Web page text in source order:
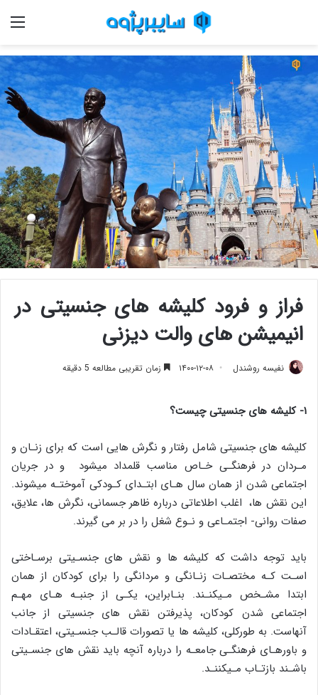
فراز و فرود کلیشه های جنسیتی در
انیمیشن های والت دیزنی
نفیسه روشندل ۱۴۰۰-۱۲-۰۸ زمان تقریبی مطالعه 5 دقیقه
۱- کلیشه های جنسیتی چیست؟
کلیشه های جنسیتی شامل رفتار و نگرش هایی است که برای زنـان و
مـردان در فرهنگـی خـاص مناسب قلمداد میشود و در جریان
اجتماعی شدن از همان سال هـای ابتـدای کـودکی آموختـه میشوند.
این نقش ها، اغلب اطلاعاتی درباره ظاهر جسمانی، نگرش ها، علایق،
صفات روانی- اجتمـاعی و نـوع شغل را در بر می گیرند.
باید توجه داشت که کلیشه ها و نقش های جنسـیتی برسـاختی
اسـت کـه مختصـات زنـانگی و مردانگی را برای کودکان از همان
ابتدا مشـخص مـیکنـند. بنـابراین، یکـی از جنبـه هـای مهـم
اجتماعی شدن کودکان، پذیرفتن نقش های جنسیتی از جانب
آنهاست. به طورکلی، کلیشه ها یا تصورات قالـب جنسـیتی، اعتقـادات
و باورهـای فرهنگـی جامعـه را درباره آنچه باید نقش های جنسـیتی
باشـند بازتـاب مـیکننـد.